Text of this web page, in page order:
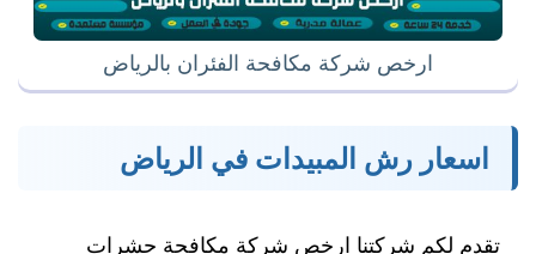
ارخص شركة مكافحة الفئران بالرياض
اسعار رش المبيدات في الرياض
تقدم لكم شركتنا ارخص شركة مكافحة حشرات